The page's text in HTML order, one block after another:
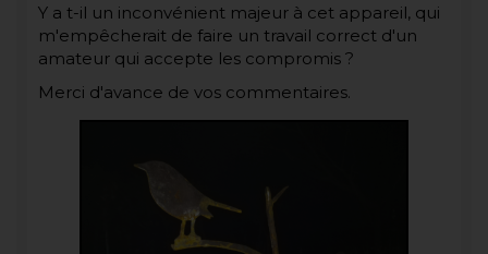
Y a t-il un inconvénient majeur à cet appareil, qui
m'empêcherait de faire un travail correct d'un
amateur qui accepte les compromis ?
Merci d'avance de vos commentaires.